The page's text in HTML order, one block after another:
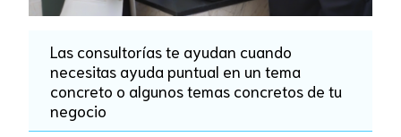
Las consultorías te ayudan cuando
necesitas ayuda puntual en un tema
concreto o algunos temas concretos de tu
negocio